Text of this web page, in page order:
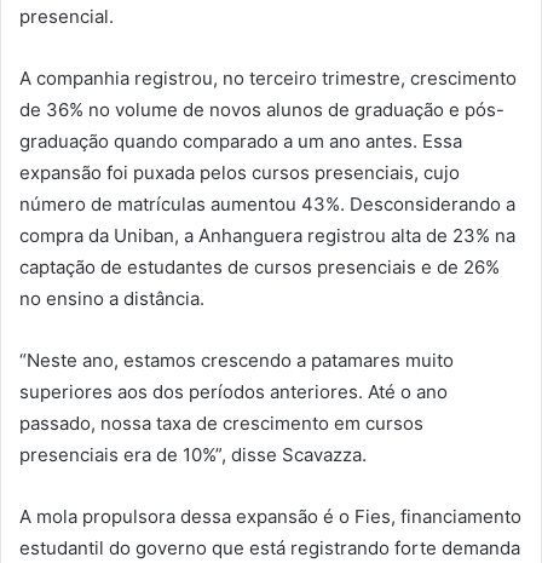
presencial.
A companhia registrou, no terceiro trimestre, crescimento
de 36% no volume de novos alunos de graduação e pós-
graduação quando comparado a um ano antes. Essa
expansão foi puxada pelos cursos presenciais, cujo
número de matrículas aumentou 43%. Desconsiderando a
compra da Uniban, a Anhanguera registrou alta de 23% na
captação de estudantes de cursos presenciais e de 26%
no ensino a distância.
“Neste ano, estamos crescendo a patamares muito
superiores aos dos períodos anteriores. Até o ano
passado, nossa taxa de crescimento em cursos
presenciais era de 10%”, disse Scavazza.
A mola propulsora dessa expansão é o Fies, financiamento
estudantil do governo que está registrando forte demanda